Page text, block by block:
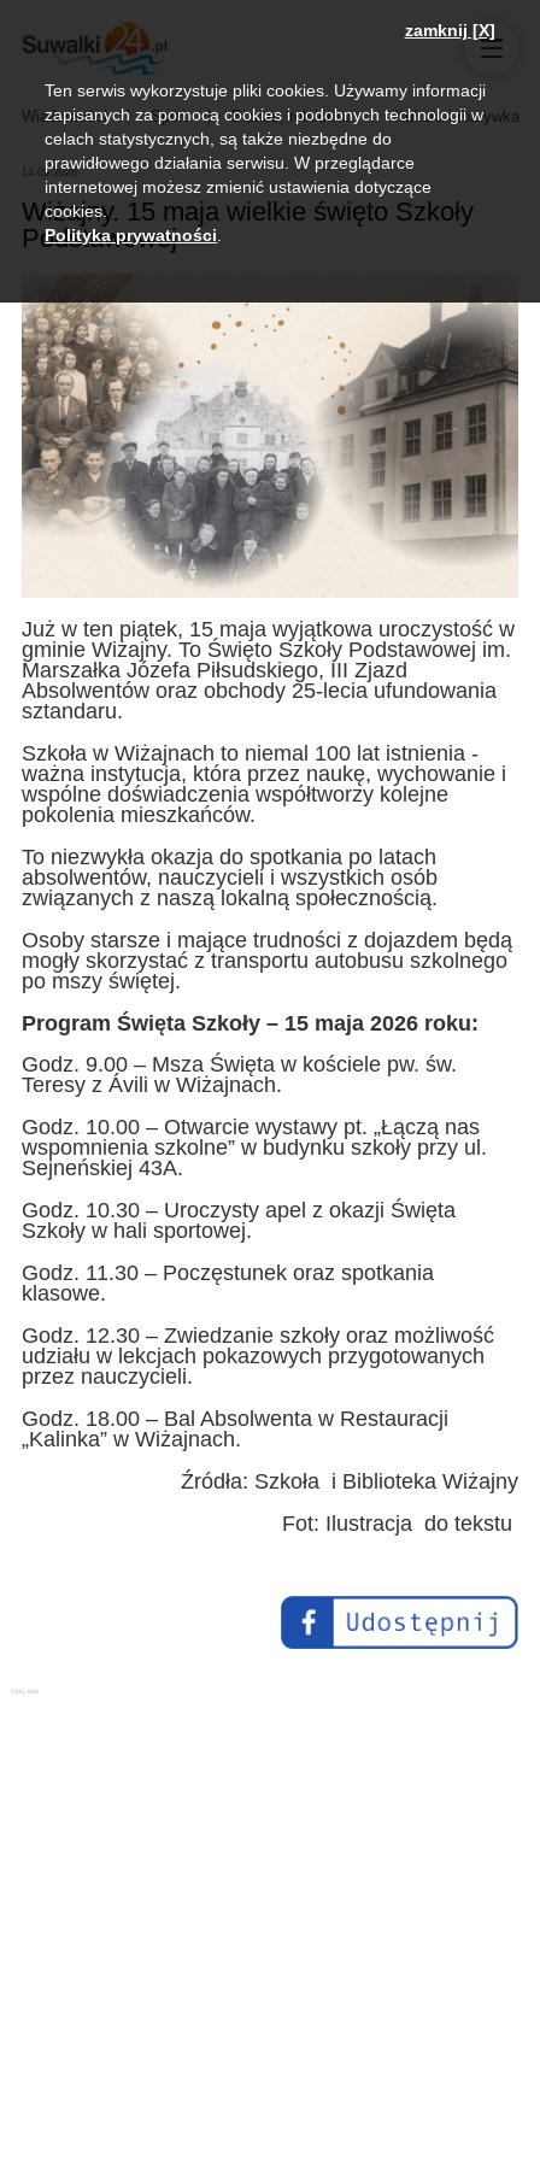
Wiadomości Sport Biznes, rolnictwo Kultura i rozrywka
14.05.2026
Wiżajny. 15 maja wielkie święto Szkoły
Podstawowej
Już w ten piątek, 15 maja wyjątkowa uroczystość w
gminie Wiżajny. To Święto Szkoły Podstawowej im.
Marszałka Józefa Piłsudskiego, III Zjazd
Absolwentów oraz obchody 25-lecia ufundowania
sztandaru.
Szkoła w Wiżajnach to niemal 100 lat istnienia -
ważna instytucja, która przez naukę, wychowanie i
wspólne doświadczenia współtworzy kolejne
pokolenia mieszkańców.
To niezwykła okazja do spotkania po latach
absolwentów, nauczycieli i wszystkich osób
związanych z naszą lokalną społecznością.
Osoby starsze i mające trudności z dojazdem będą
mogły skorzystać z transportu autobusu szkolnego
po mszy świętej.
Program Święta Szkoły – 15 maja 2026 roku:
Godz. 9.00 – Msza Święta w kościele pw. św.
Teresy z Ávili w Wiżajnach.
Godz. 10.00 – Otwarcie wystawy pt. „Łączą nas
wspomnienia szkolne” w budynku szkoły przy ul.
Sejneńskiej 43A.
Godz. 10.30 – Uroczysty apel z okazji Święta
Szkoły w hali sportowej.
Godz. 11.30 – Poczęstunek oraz spotkania
klasowe.
Godz. 12.30 – Zwiedzanie szkoły oraz możliwość
udziału w lekcjach pokazowych przygotowanych
przez nauczycieli.
Godz. 18.00 – Bal Absolwenta w Restauracji
„Kalinka” w Wiżajnach.
Źródła: Szkoła i Biblioteka Wiżajny
Fot: Ilustracja do tekstu
zamknij [X]
Ten serwis wykorzystuje pliki cookies. Używamy informacji
zapisanych za pomocą cookies i podobnych technologii w
celach statystycznych, są także niezbędne do
prawidłowego działania serwisu. W przeglądarce
internetowej możesz zmienić ustawienia dotyczące
cookies.
Polityka prywatności